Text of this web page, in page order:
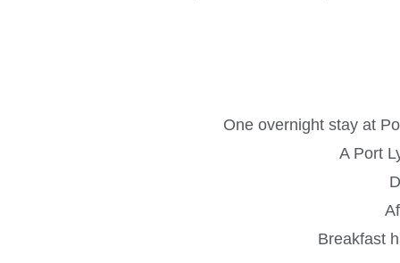
One overnight stay at
A Port
Breakfast